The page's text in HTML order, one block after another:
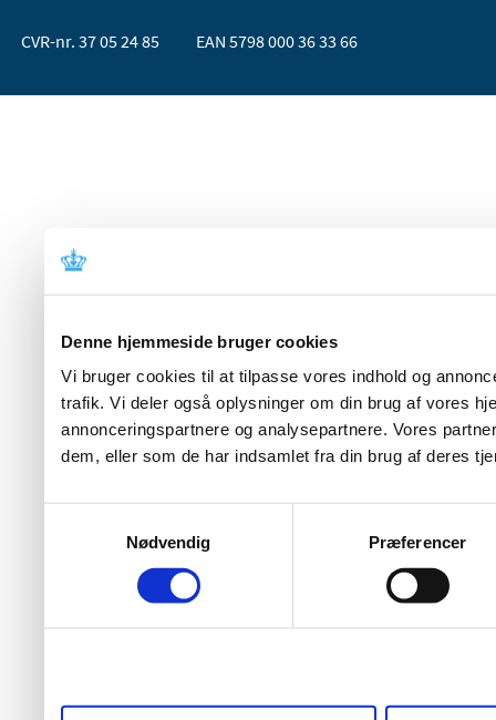
Denne hjemmeside bruger cookies
Vi bruger cookies til at tilpasse vores indhold og
trafik. Vi deler også oplysninger om din brug af vores
annonceringspartnere og analysepartnere. Vores
dem, eller som de har indsamlet fra din brug af deres
Nødvendig
Præferencer
CVR-nr. 37 05 24 85 EAN 5798 000 36 33 66